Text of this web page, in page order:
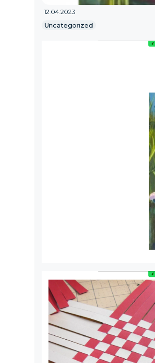
12.04.2023
Uncategorized